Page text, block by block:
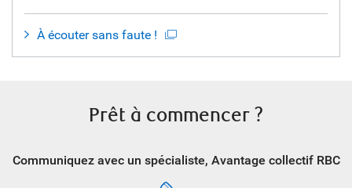
À écouter sans faute !
Prêt à commencer ?
Communiquez avec un spécialiste, Avantage collectif RBC